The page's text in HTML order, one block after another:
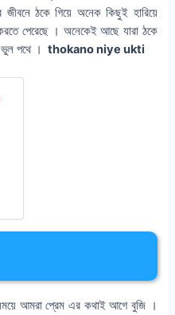
জীবনে ঠকে গিয়ে অনেক কিছুই হারিয়ে
পেরেছে । অনেকেই আছে যারা ঠকে
ভুল পথে । thokano niye ukti
আমরা প্রেম এর কথাই আগে বুজি ।